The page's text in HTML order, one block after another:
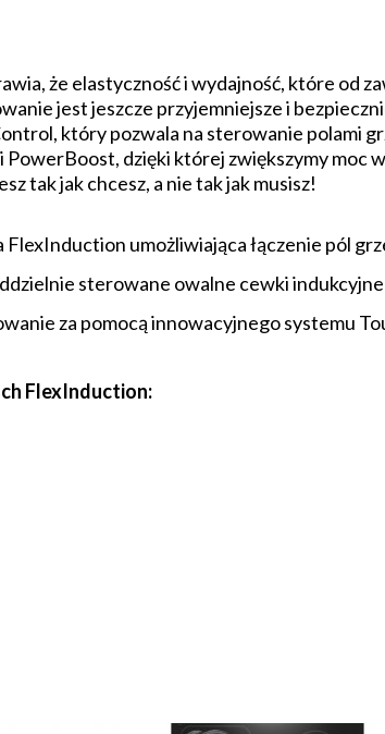
że elastyczność i wydajność, które od
jest jeszcze przyjemniejsze i
który pozwala na sterowanie polami
dzięki której zwiększymy moc
tak jak chcesz, a nie tak jak musisz!
umożliwiająca łączenie pól
sterowane owalne cewki indukcyjne
za pomocą innowacyjnego systemu
FlexInduction: